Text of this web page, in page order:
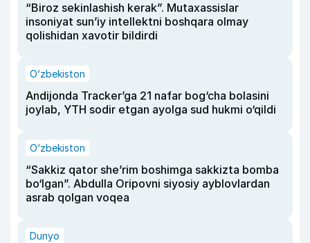
“Biroz sekinlashish kerak”. Mutaxassislar
insoniyat sun’iy intellektni boshqara olmay
qolishidan xavotir bildirdi
O‘zbekiston
Andijonda Tracker’ga 21 nafar bog‘cha bolasini
joylab, YTH sodir etgan ayolga sud hukmi o‘qildi
O‘zbekiston
“Sakkiz qator she’rim boshimga sakkizta bomba
bo‘lgan”. Abdulla Oripovni siyosiy ayblovlardan
asrab qolgan voqea
Dunyo